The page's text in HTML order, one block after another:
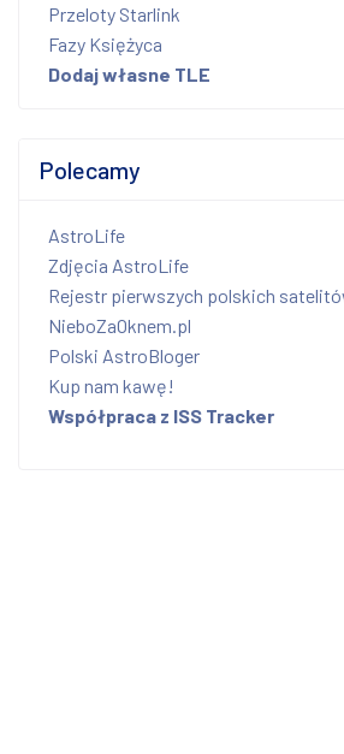
Przeloty Starlink
Fazy Księżyca
Dodaj własne TLE
Polecamy
AstroLife
Zdjęcia AstroLife
Rejestr pierwszych polskich
NieboZaOknem.pl
Polski AstroBloger
Kup nam kawę!
Współpraca z ISS Tracker